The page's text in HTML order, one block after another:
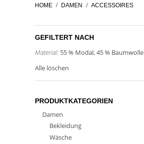
HOME / DAMEN / ACCESSOIRES
GEFILTERT NACH
Material: 55 % Modal, 45 % Baumwolle
Alle löschen
PRODUKTKATEGORIEN
Damen
Bekleidung
Wäsche